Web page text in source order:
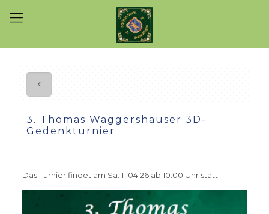
3. Thomas Waggershauser 3D-
Gedenkturnier
Das Turnier findet am Sa. 11.04.26 ab 10:00 Uhr statt.